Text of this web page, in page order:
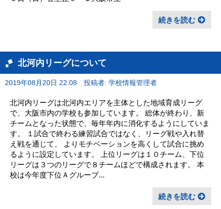
続きを読む
北河内リーグについて
2019年08月20日 22:08 投稿者: 学校情報管理者
北河内リーグは北河内エリアを主体とした地域育成リーグ
で、大阪市内の学校も参加しています。 総体が終わり、新
チームとなった状態で、毎年年内に消化するようにしていま
す。 １試合で終わる練習試合ではなく、リーグ戦や入れ替
え戦を通じて、 よりモチベーションを高くして試合に挑め
るように設定しています。 上位リーグは１０チーム、下位
リーグは３つのリーグで８チームほどで構成されます。 本
校は今年度下位Ａグループ...
続きを読む